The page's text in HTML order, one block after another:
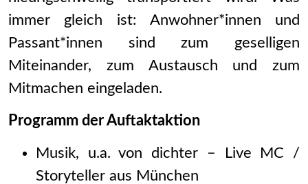
immer gleich ist: Anwohner*innen und
Passant*innen sind zum geselligen
Miteinander, zum Austausch und zum
Mitmachen eingeladen.
Programm der Auftaktaktion
Musik, u.a. von dichter – Live MC /
Storyteller aus München